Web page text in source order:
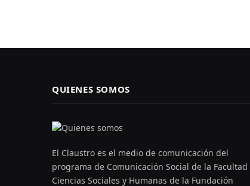
QUIENES SOMOS
El Claustro es el medio de comunicación del
programa de Comunicación Social de la Facultad
Ciencias Sociales y Humanas de la Fundación